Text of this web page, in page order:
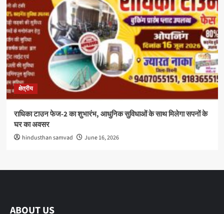
क्षेत्रीय
राधिका टाउन फेज-2 का शुभारंभ, आधुनिक सुविधाओं के साथ मिलेगा सपनों के
घर का अवसर
hindusthan samvad June 16, 2026
ABOUT US